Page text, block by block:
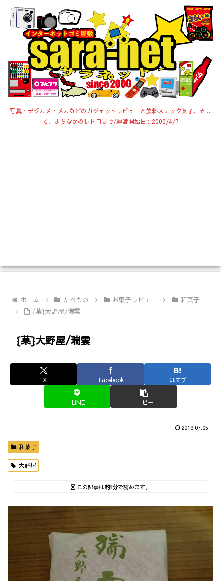
写真・デジカメ・メカなどのガジェットレビューと飲料スナック菓子、そし
て、まちなかのレトロまで/運営開始日：2000/4/7
ホーム たべもの お菓子レビュー
和菓子
{菓}大野屋/瑞雲
{菓}大野屋/瑞雲
X Facebook はてブ
LINE コピー
2019.07.05
和菓子
大野屋
この記事は約1分で読めます。